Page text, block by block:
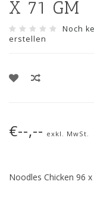
X 71 GM
Noch
erstellen
€--,-- exkl. MwSt.
Noodles Chicken 96